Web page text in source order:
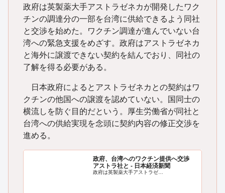
政府は英製薬大手アストラゼネカが開発したワク
チンの調達分の一部を台湾に供給できるよう同社
と交渉を始めた。ワクチン調達が進んでいない台
湾への緊急支援をめざす。政府はアストラゼネカ
と海外に譲渡できない契約を結んでおり、同社の
了解を得る必要がある。
日本政府によるとアストラゼネカとの契約はワ
クチンの他国への譲渡を認めていない。国同士の
横流しを防ぐ目的だという。厚生労働省が同社と
台湾への供給実現を念頭に契約内容の修正交渉を
進める。
政府、台湾へのワクチン提供へ交渉
アストラ社と - 日本経済新聞
政府は英製薬大手アストラゼ…